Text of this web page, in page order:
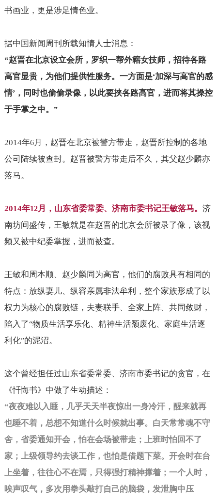
书画业，更是涉足情色业。
据中国新闻周刊所载知情人士消息：
“赵晋在北京设立会所，罗织一帮外籍女技师，招待各路
高官显贵，为他们提供性服务。一方面是‘加深与高官的感
情’，同时也偷偷录像，以此要挟各路高官，进而将其操控
于手掌之中。 ”
2014年6月，赵晋在北京被警方带走，赵晋所控制的各地
公司陆续被查封。赵晋被警方带走后不久，其父赵少麟亦
落马。
2014年12月，山东省委常委、济南市委书记王敏落马。 济
南坊间盛传，王敏就是在赵晋的北京会所被录了像，该视
频又被中纪委掌握，进而被查。
王敏和周本顺、赵少麟同为高官，他们的腐败具有相同的
特点：放纵妻儿、纵容亲属非法牟利，整个家族形成了以
权力为核心的腐败链，夫妻联手、全家上阵、共同敛财，
陷入了“物质生活享乐化、精神生活颓废化、家庭生活逐
利化”的泥沼。
这个曾经担任过山东省委常委、济南市委书记的贪官，在
《忏悔书》中做了生动描述：
“夜夜难以入睡，几乎天天半夜惊出一身冷汗，醒来就再
也睡不着，总想不知道什么时候就出事。白天常常魂不守
舍，省委通知开会，怕在会场被带走；上班时怕回不了
家；上级领导约去谈工作，也怕是借题下菜。开会时在台
上坐着，往往心不在焉，只得强打精神撑着；一个人时，
唉声叹气，多次用拳头敲打自己的脑袋，发泄胸中压